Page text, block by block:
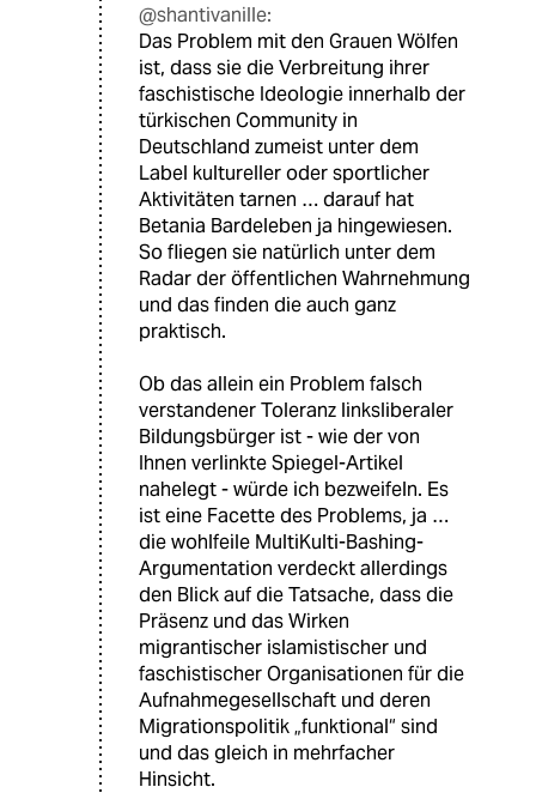
@shantivanille:
Das Problem mit den Grauen Wölfen
ist, dass sie die Verbreitung ihrer
faschistische Ideologie innerhalb der
türkischen Community in
Deutschland zumeist unter dem
Label kultureller oder sportlicher
Aktivitäten tarnen … darauf hat
Betania Bardeleben ja hingewiesen.
So fliegen sie natürlich unter dem
Radar der öffentlichen Wahrnehmung
und das finden die auch ganz
praktisch.
Ob das allein ein Problem falsch
verstandener Toleranz linksliberaler
Bildungsbürger ist - wie der von
Ihnen verlinkte Spiegel-Artikel
nahelegt - würde ich bezweifeln. Es
ist eine Facette des Problems, ja …
die wohlfeile MultiKulti-Bashing-
Argumentation verdeckt allerdings
den Blick auf die Tatsache, dass die
Präsenz und das Wirken
migrantischer islamistischer und
faschistischer Organisationen für die
Aufnahmegesellschaft und deren
Migrationspolitik „funktional“ sind
und das gleich in mehrfacher
Hinsicht.